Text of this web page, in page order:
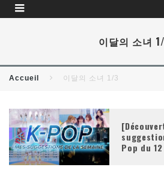
이달의 소녀
Accueil 이달의 소녀 1/3
Pop du